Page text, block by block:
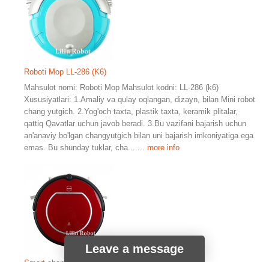
Roboti Mop LL-286 (K6)
Mahsulot nomi: Roboti Mop Mahsulot kodni: LL-286 (k6)
Xususiyatlari: 1.Amaliy va qulay oqlangan, dizayn, bilan Mini robot
chang yutgich. 2.Yog'och taxta, plastik taxta, keramik plitalar,
qattiq Qavatlar uchun javob beradi. 3.Bu vazifani bajarish uchun
an'anaviy bo'lgan changyutgich bilan uni bajarish imkoniyatiga ega
emas. Bu shunday tuklar, cha...
... more info
Leave a message